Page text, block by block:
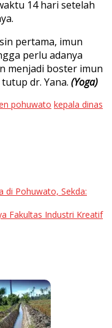
14 hari setelah
pertama, imun
perlu adanya
menjadi boster imun
dr. Yana. (Yoga)
pohuwato kepala dinas
di Pohuwato, Sekda:
Fakultas Industri Kreatif